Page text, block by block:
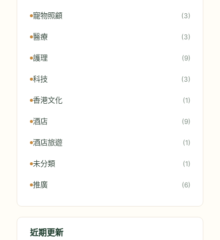
寵物照顧 (3)
醫療 (3)
護理 (9)
科技 (3)
香港文化 (1)
酒店 (9)
酒店旅遊 (1)
未分類 (1)
推廣 (6)
近期更新